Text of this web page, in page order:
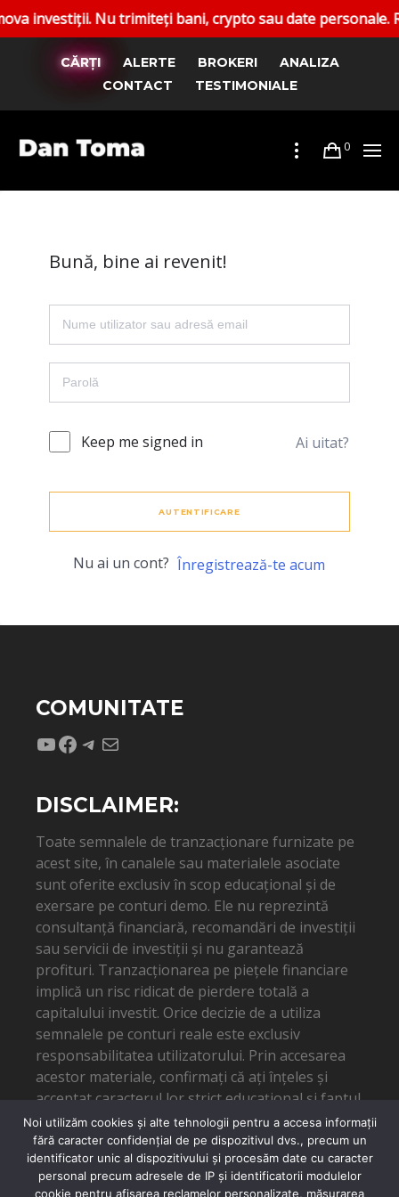
investiții. Nu trimiteți bani, crypto sau date personale.
CĂRȚI ALERTE BROKERI
ANALIZA
CONTACT
TESTIMONIALE
0
Bună, bine ai revenit!
Keep me signed in Ai uitat?
AUTENTIFICARE
Nu ai un cont? Înregistrează-te acum
COMUNITATE
YouTube
Facebook
Telegram
Mail
DISCLAIMER:
Toate semnalele de tranzacționare furnizate pe
acest site, în canalele sau materialele asociate
sunt oferite exclusiv în scop educațional și de
exersare pe conturi demo. Ele nu reprezintă
consultanță financiară, recomandări de investiții
sau servicii de investiții și nu garantează
profituri. Tranzacționarea pe piețele financiare
implică un risc ridicat de pierdere totală a
capitalului investit. Orice decizie de a utiliza
semnalele pe conturi reale este exclusiv
responsabilitatea utilizatorului. Prin accesarea
acestor materiale, confirmați că ați înțeles și
acceptat caracterul lor strict educațional și faptul
că autorul nu poate fi tras la răspundere pentru
eventuale pierderi financiare.
Noi utilizăm cookies și alte tehnologii pentru a accesa informații
fără caracter confidențial de pe dispozitivul dvs., precum un
identificator unic al dispozitivului și procesăm date cu caracter
personal precum adresele de IP și identificatorii modulelor
cookie pentru afișarea reclamelor personalizate, măsurarea